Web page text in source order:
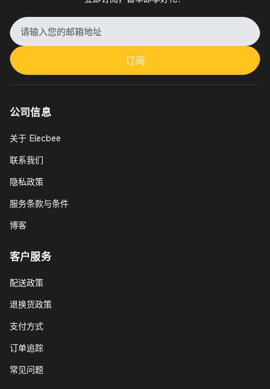
订阅
公司信息
关于 Elecbee
联系我们
隐私政策
服务条款与条件
博客
客户服务
配送政策
退换货政策
支付方式
订单追踪
常见问题